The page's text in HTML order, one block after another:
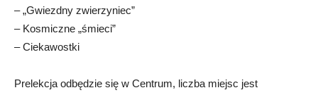
– „Gwiezdny zwierzyniec”
– Kosmiczne „śmieci”
– Ciekawostki
Prelekcja odbędzie się w Centrum, liczba miejsc jest